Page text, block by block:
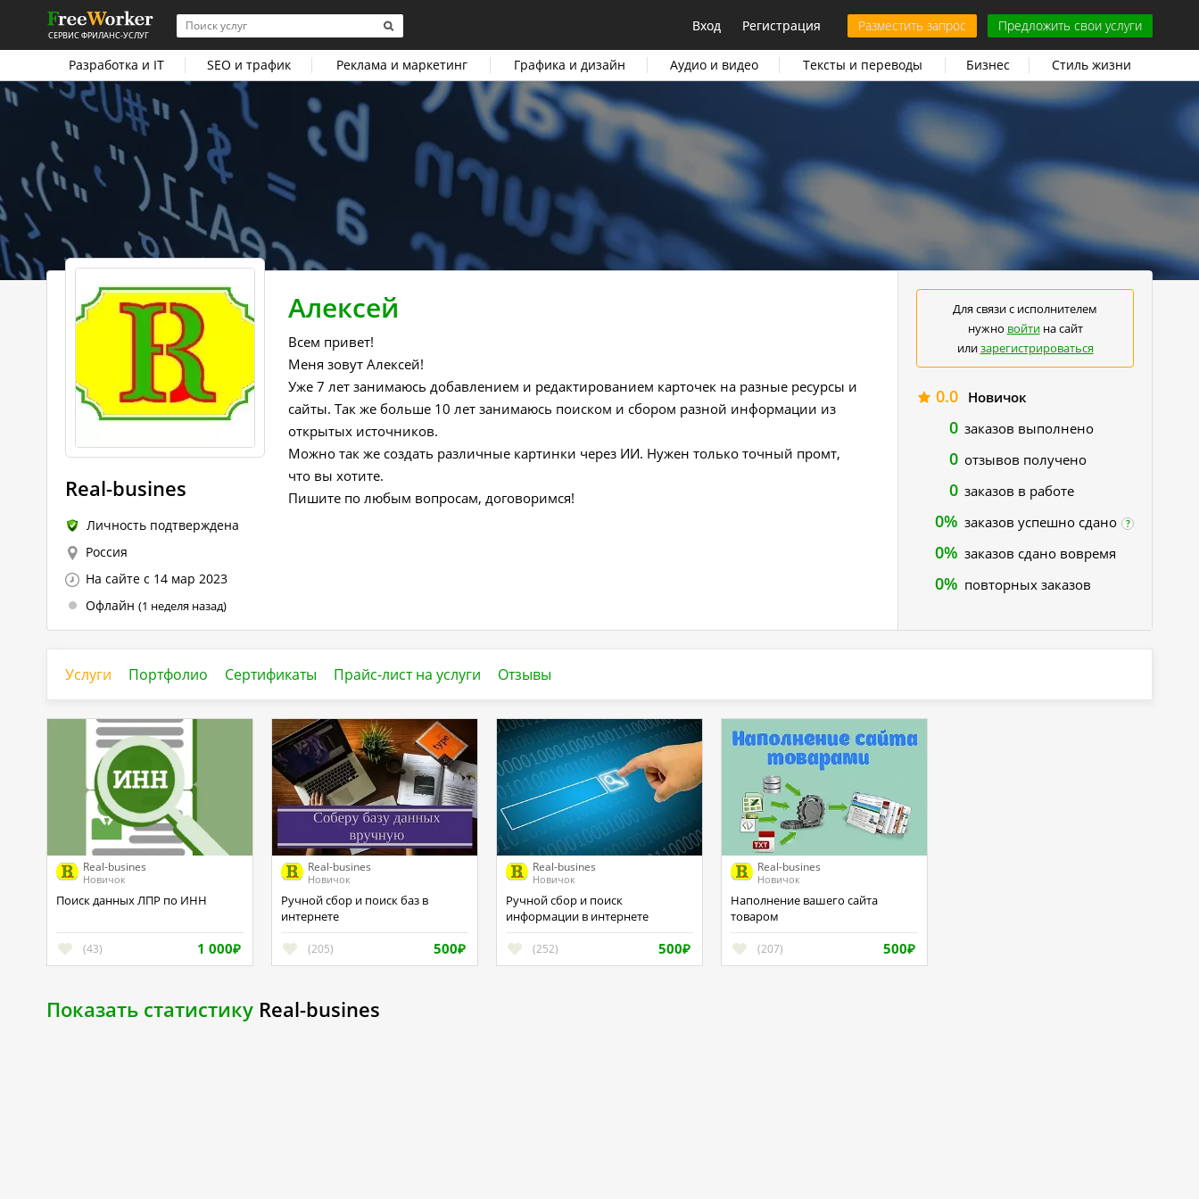
СЕРВИС ФРИЛАНС-УСЛУГ
Вход Регистрация Разместить запрос Предложить свои услуги
Разработка и IT SEO и трафик Реклама и маркетинг Графика и дизайн Аудио и видео Тексты и переводы Бизнес Стиль жизни
Real-busines
Личность подтверждена
Россия
На сайте с 14 мар 2023
Офлайн (1 неделя назад)
Алексей
Всем привет!
Меня зовут Алексей!
Уже 7 лет занимаюсь добавлением и редактированием карточек на разные ресурсы и
сайты. Так же больше 10 лет занимаюсь поиском и сбором разной информации из
открытых источников.
Можно так же создать различные картинки через ИИ. Нужен только точный промт,
что вы хотите.
Пишите по любым вопросам, договоримся!
Для связи с исполнителем
нужно войтина сайт
илизарегистрироваться
0.0 Новичок
0 заказов выполнено
0 отзывов получено
0 заказов в работе
0% заказов успешно сдано ?
0% заказов сдано вовремя
0% повторных заказов
Услуги Портфолио Сертификаты Прайс-лист на услуги Отзывы
Real-busines
Новичок
Поиск данных ЛПР по ИНН
(43) 1 000₽
Real-busines
Новичок
Ручной сбор и поиск баз в
интернете
(205) 500₽
Real-busines
Новичок
Ручной сбор и поиск
информации в интернете
(252) 500₽
Real-busines
Новичок
Наполнение вашего сайта
товаром
(207) 500₽
Показать статистику Real-busines